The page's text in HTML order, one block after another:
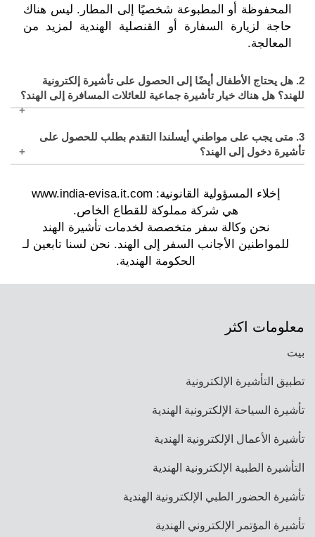
المحفوظة أو المطبوعة شخصيًا إلى المطار. ليس هناك
حاجة لزيارة السفارة أو القنصلية الهندية لمزيد من
المعالجة.
2. هل يحتاج الأطفال أيضًا إلى الحصول على تأشيرة إلكترونية
للهند؟ هل هناك خيار تأشيرة جماعية للعائلات المسافرة إلى الهند؟
بما في ذلك الأطفال حديثي الولادة الذين لديهم
جواز سفر منفصل خاص بهم، إلى تأشيرة دخول
على تأشيرة الهند الخاصة به. لا يوجد أي شرط
للحصول على تأشيرة عائلية أو جماعية في الهند.
3. متى يجب على مواطني أيسلندا التقدم بطلب للحصول على
تأشيرة دخول إلى الهند؟
تأشيرة هندية (التأشيرة الإلكترونية إلى الهند) في أي
وقت، طالما أن رحلتهم المخططة تقع خلال العام
المقبل.
معلومات اكثر
بيت
تطبيق التأشيرة الإلكترونية
تأشيرة السياحة الإلكترونية الهندية
تأشيرة الأعمال الإلكترونية الهندية
التأشيرة الطبية الإلكترونية الهندية
تأشيرة الحضور الطبي الإلكترونية الهندية
تأشيرة المؤتمر الإلكتروني الهندية